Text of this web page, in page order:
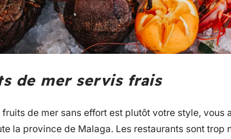
de mer servis frais
fruits de mer sans effort est plutôt votre style, vous
la province de Malaga. Les restaurants sont trop